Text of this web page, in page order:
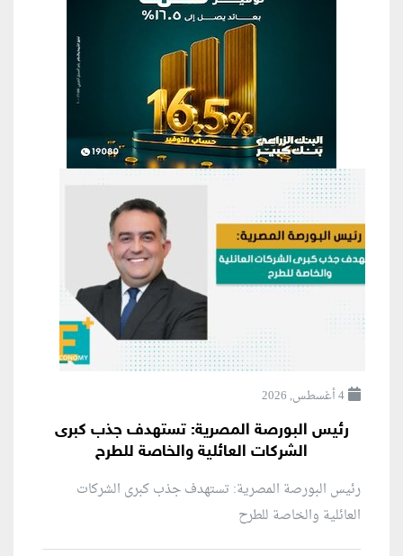
4 أغسطس, 2026
رئيس البورصة المصرية: تستهدف جذب كبرى
الشركات العائلية والخاصة للطرح
رئيس البورصة المصرية: تستهدف جذب كبرى الشركات
العائلية والخاصة للطرح